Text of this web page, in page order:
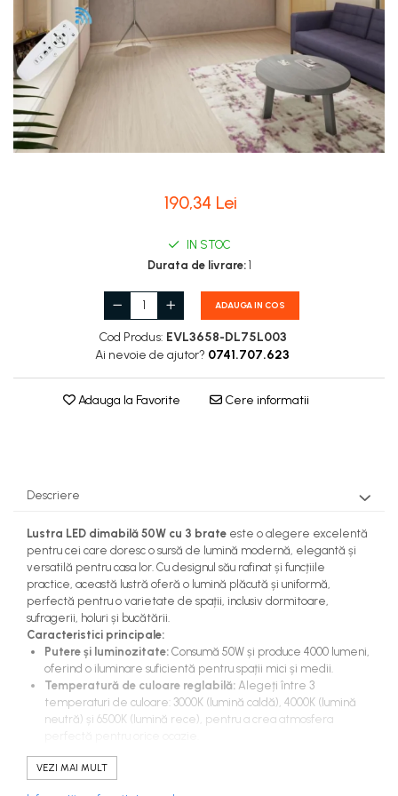
190,34 Lei
IN STOC
Durata de livrare:1
ADAUGA IN COS
Cod Produs: EVL3658-DL75L003
Ai nevoie de ajutor? 0741.707.623
Adauga la Favorite Cere informatii
Descriere
Lustra LED dimabilă 50W cu 3 brate este o alegere excelentă
pentru cei care doresc o sursă de lumină modernă, elegantă și
versatilă pentru casa lor. Cu designul său rafinat și funcțiile
practice, această lustră oferă o lumină plăcută și uniformă,
perfectă pentru o varietate de spații, inclusiv dormitoare,
sufragerii, holuri și bucătării.
Caracteristici principale:
Putere și luminozitate: Consumă 50W și produce 4000 lumeni,
oferind o iluminare suficientă pentru spații mici și medii.
Temperatură de culoare reglabilă: Alegeți între 3
temperaturi de culoare: 3000K (lumină caldă), 4000K (lumină
neutră) și 6500K (lumină rece), pentru a crea atmosfera
Telecomandă inclusă:
culorii, intensitatea luminii și modul de iluminare nocturnă cu
VEZI MAI MULT